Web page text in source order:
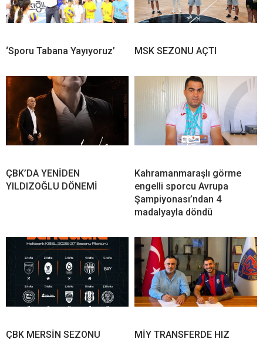
‘Sporu Tabana Yayıyoruz’ MSK SEZONU AÇTI
ÇBK’DA YENİDEN
YILDIZOĞLU DÖNEMİ
Kahramanmaraşlı görme
engelli sporcu Avrupa
Şampiyonası’ndan 4
madalyayla döndü
ÇBK MERSİN SEZONU
MİY TRANSFERDE HIZ